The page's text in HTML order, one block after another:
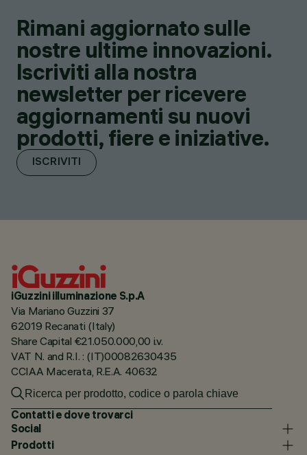
Rimani aggiornato sulle
nostre ultime innovazioni.
Iscriviti alla nostra
newsletter per ricevere
aggiornamenti su nuovi
prodotti, fiere e iniziative.
ISCRIVITI
iGuzzini illuminazione S.p.A
Via Mariano Guzzini 37
62019 Recanati (Italy)
Share Capital €21.050.000,00 i.v.
VAT N. and R.I. : (IT)00082630435
CCIAA Macerata, R.E.A. 40632
Contatti e dove trovarci
Social
Prodotti